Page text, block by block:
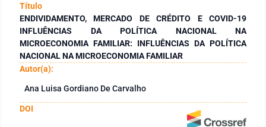
Título
ENDIVIDAMENTO, MERCADO DE CRÉDITO E COVID-19
INFLUÊNCIAS DA POLÍTICA NACIONAL NA
MICROECONOMIA FAMILIAR: INFLUÊNCIAS DA POLÍTICA
NACIONAL NA MICROECONOMIA FAMILIAR
Autor(a):
Ana Luisa Gordiano De Carvalho
DOI